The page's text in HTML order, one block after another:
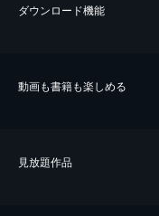
ダウンロード機能
動画も書籍も楽しめる
⾒放題作品